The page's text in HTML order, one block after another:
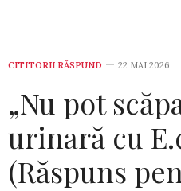
CITITORII RĂSPUND 22 MAI 2026
„Nu pot
urinară cu
(Răspuns